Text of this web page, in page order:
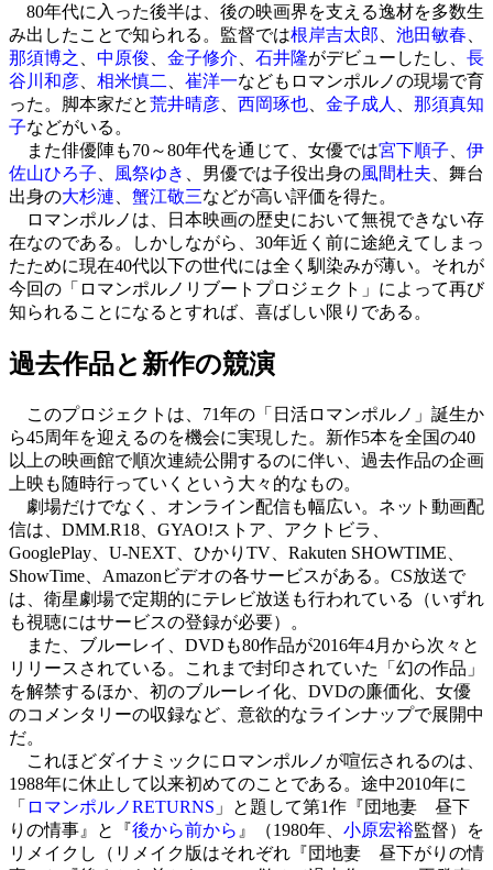
80年代に入った後半は、後の映画界を支える逸材を多数生
み出したことで知られる。監督では根岸吉太郎 池田敏春
那須博之
中原俊 金子修介 石井隆がデビューしたし、 長
谷川和彦
相米慎二 崔洋一などもロマンポルノの現場で育
った。脚本家だと荒井晴彦 西岡琢也 金子成人
那須真知
子などがいる。
また俳優陣も70～80年代を通じて、女優では宮下順子
伊
佐山ひろ子
風祭ゆき 、男優では子役出身の風間杜夫 、舞台
出身の大杉漣 蟹江敬三などが高い評価を得た。
ロマンポルノは、日本映画の歴史において無視できない存
在なのである。しかしながら、30年近く前に途絶えてしまっ
たために現在40代以下の世代には全く馴染みが薄い。それが
今回の「ロマンポルノリブートプロジェクト」によって再び
知られることになるとすれば、喜ばしい限りである。
過去作品と新作の競演
このプロジェクトは、71年の「日活ロマンポルノ」誕生か
ら45周年を迎えるのを機会に実現した。新作5本を全国の40
以上の映画館で順次連続公開するのに伴い、過去作品の企画
上映も随時行っていくという大々的なもの。
劇場だけでなく、オンライン配信も幅広い。ネット動画配
信は、DMM.R18、GYAO!ストア、アクトビラ、
GooglePlay、U-NEXT、ひかりTV、Rakuten SHOWTIME、
ShowTime、Amazonビデオの各サービスがある。CS放送で
は、衛星劇場で定期的にテレビ放送も行われている（いずれ
も視聴にはサービスの登録が必要）。
また、ブルーレイ、DVDも80作品が2016年4月から次々と
リリースされている。これまで封印されていた「幻の作品」
を解禁するほか、初のブルーレイ化、DVDの廉価化、女優
のコメンタリーの収録など、意欲的なラインナップで展開中
だ。
これほどダイナミックにロマンポルノが喧伝されるのは、
1988年に休止して以来初めてのことである。途中2010年に
「 ロマンポルノRETURNS 」と題して第1作『団地妻 昼下
りの情事』と『後から前から 』（1980年、 小原宏裕監督）を
リメイクし（リメイク版はそれぞれ『団地妻 昼下がりの情